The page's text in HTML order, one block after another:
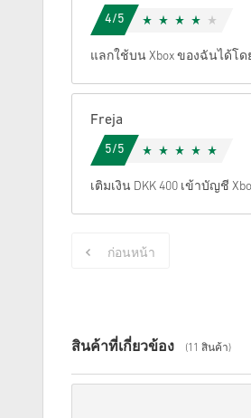
4/5
แลกใช้บน Xbox ของฉันได้โ
Freja
5/5
เติมเงิน DKK 400 เข้าบัญชี
ก่อนหน้า
สินค้าที่เกี่ยวข้อง (11 สินค้า)